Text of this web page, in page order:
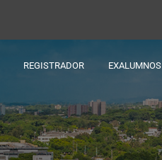
REGISTRADOR EXALUMNOS